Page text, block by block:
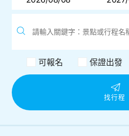
可報名 保證出發
找行程